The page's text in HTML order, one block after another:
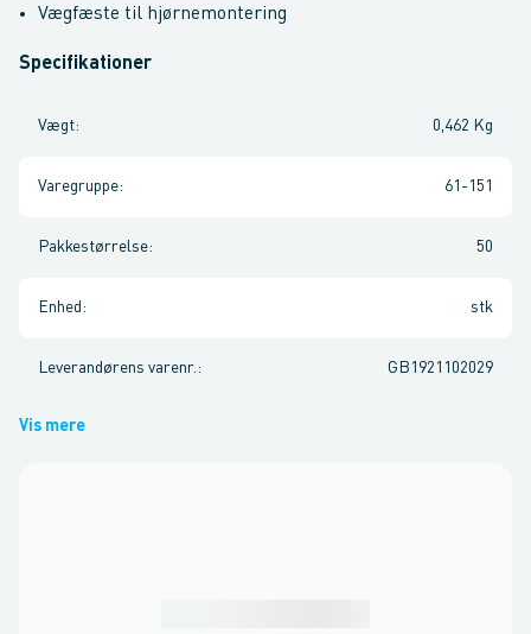
Vægfæste til hjørnemontering
Specifikationer
Vægt: 0,462 Kg
Varegruppe: 61-151
Pakkestørrelse: 50
Enhed : stk
Leverandørens varenr. : GB1921102029
Vis mere